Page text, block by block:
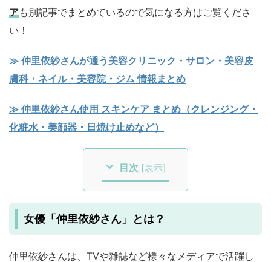
アも別記事でまとめているので気になる方はご覧くださ
い！
≫ 仲里依紗さんが通う美容クリニック・サロン・美容皮
膚科・ネイル・美容院・ジム 情報まとめ
≫ 仲里依紗さん使用 スキンケア まとめ（クレンジング・
化粧水・美顔器・日焼け止めなど）
目次 [表示]
女優「仲里依紗さん」とは？
仲里依紗さんは、TVや雑誌など様々なメディアで活躍し